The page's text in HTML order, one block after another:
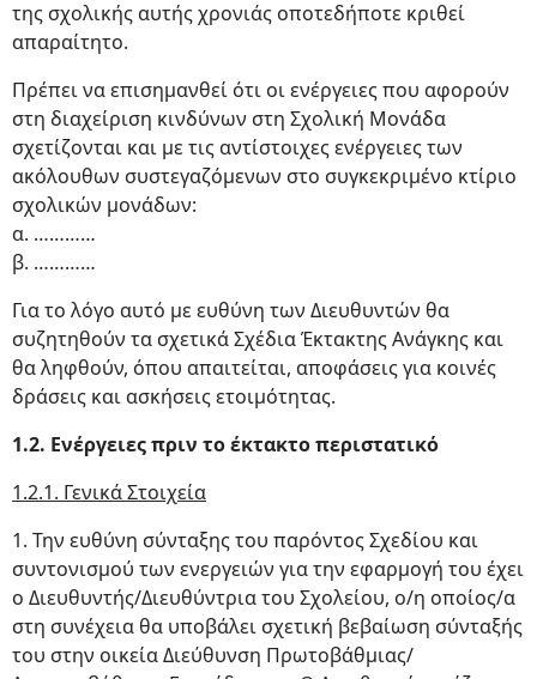
της σχολικής αυτής χρονιάς οποτεδήποτε κριθεί
απαραίτητο.
Πρέπει να επισημανθεί ότι οι ενέργειες που αφορούν
στη διαχείριση κινδύνων στη Σχολική Μονάδα
σχετίζονται και με τις αντίστοιχες ενέργειες των
ακόλουθων συστεγαζόμενων στο συγκεκριμένο κτίριο
σχολικών μονάδων:
α. …………
β. …………
Για το λόγο αυτό με ευθύνη των Διευθυντών θα
συζητηθούν τα σχετικά Σχέδια Έκτακτης Ανάγκης και
θα ληφθούν, όπου απαιτείται, αποφάσεις για κοινές
δράσεις και ασκήσεις ετοιμότητας.
1.2. Ενέργειες πριν το έκτακτο περιστατικό
1.2.1. Γενικά Στοιχεία
1. Την ευθύνη σύνταξης του παρόντος Σχεδίου και
συντονισμού των ενεργειών για την εφαρμογή του έχει
ο Διευθυντής/Διευθύντρια του Σχολείου, ο/η οποίος/α
στη συνέχεια θα υποβάλει σχετική βεβαίωση σύνταξής
του στην οικεία Διεύθυνση Πρωτοβάθμιας/